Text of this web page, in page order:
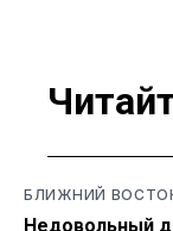
БЛИЖНИЙ
Недовольный